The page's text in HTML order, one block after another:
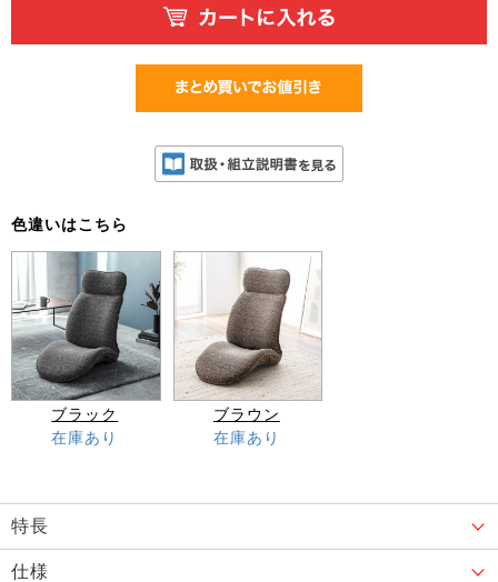
色違いはこちら
ブラック
在庫あり
ブラウン
在庫あり
特長
仕様